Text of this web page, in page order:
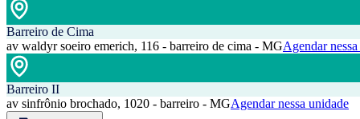
Barreiro de Cima
av waldyr soeiro emerich, 116 - barreiro de cima - MGAgendar
Barreiro II
av sinfrônio brochado, 1020 - barreiro - MGAgendar nessa unidade